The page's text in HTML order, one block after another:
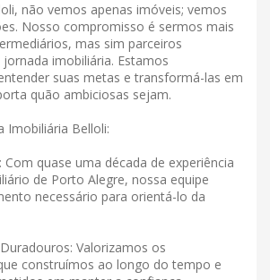
não vemos apenas imóveis; vemos
Nosso compromisso é sermos mais
mas sim parceiros
imobiliária. Estamos
suas metas e transformá-las em
quão ambiciosas sejam.
Imobiliária Belloli:
Com quase uma década de experiência
de Porto Alegre, nossa equipe
necessário para orientá-lo da
Valorizamos os
construímos ao longo do tempo e